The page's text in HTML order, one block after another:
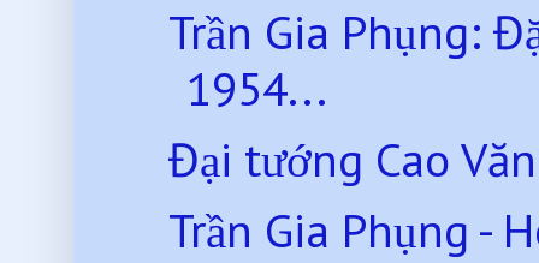
Trần Gia Phụng:
1954...
Đại tướng Cao
Trần Gia Phụng -